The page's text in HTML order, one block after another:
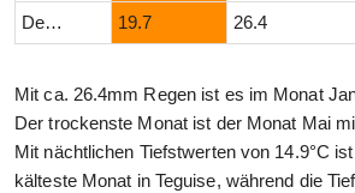
Dezember 19.7 26.4
Mit ca. 26.4mm Regen ist es im Monat
Der trockenste Monat ist der Monat Mai
Mit nächtlichen Tiefstwerten von 14.9°C
kälteste Monat in Teguise, während die